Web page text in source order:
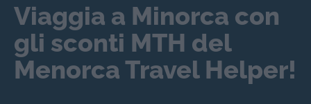
Viaggia a Minorca con
gli sconti MTH del
Menorca Travel Helper!